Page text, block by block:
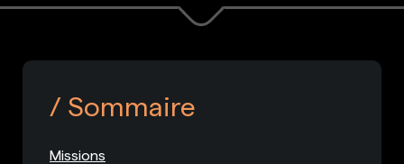
Sommaire
Missions